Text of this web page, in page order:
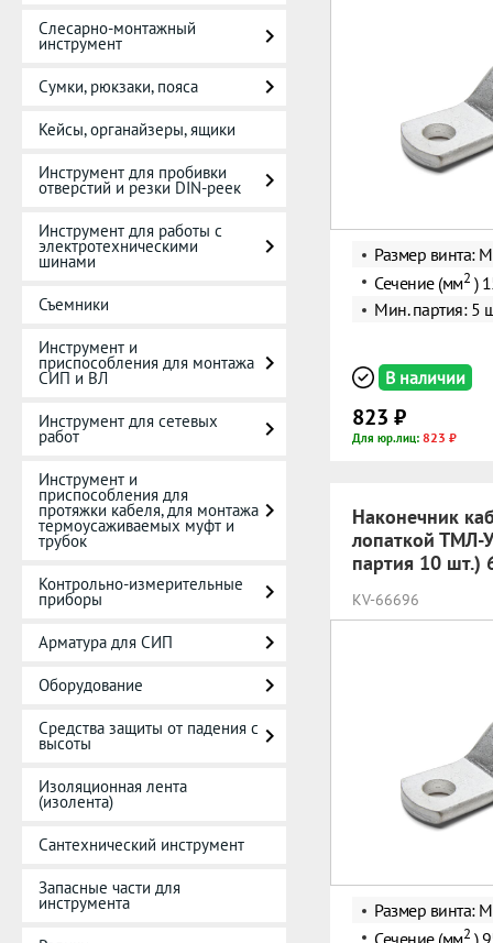
Слесарно-монтажный
инструмент
Сумки, рюкзаки, пояса
Кейсы, органайзеры, ящики
Инструмент для пробивки
отверстий и резки DIN-реек
Инструмент для работы с
электротехническими
шинами
Съемники
Инструмент и
приспособления для монтажа
СИП и ВЛ
Инструмент для сетевых
работ
Инструмент и
приспособления для
протяжки кабеля, для монтажа
термоусаживаемых муфт и
трубок
Контрольно-измерительные
приборы
Арматура для СИП
Оборудование
Средства защиты от падения с
высоты
Изоляционная лента
(изолента)
Сантехнический инструмент
Запасные части для
инструмента
Размер винта:
Сечение (мм2 )
Мин. партия: 5
В наличии
823 ₽
Для юр.лиц: 823 ₽
Наконечник
лопаткой ТМЛ-
партия 10 шт.)
KV-66696
Размер винта:
2